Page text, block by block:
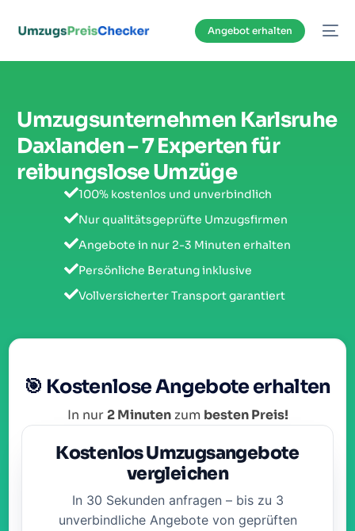
Angebot erhalten
Umzugsunternehmen Karlsruhe
Daxlanden – 7 Experten für
reibungslose Umzüge
100% kostenlos und unverbindlich
Nur qualitätsgeprüfte Umzugsfirmen
Angebote in nur 2-3 Minuten erhalten
Persönliche Beratung inklusive
Vollversicherter Transport garantiert
🎯 Kostenlose Angebote erhalten
In nur2 Minutenzum besten Preis!
Kostenlos Umzugsangebote
vergleichen
In 30 Sekunden anfragen – bis zu 3
unverbindliche Angebote von geprüften